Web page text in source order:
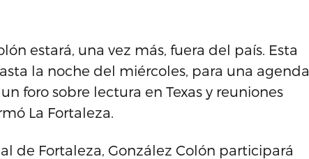
estará, una vez más, fuera del país. Esta
la noche del miércoles, para una agenda
foro sobre lectura en Texas y reuniones
La Fortaleza.
de Fortaleza, González Colón participará